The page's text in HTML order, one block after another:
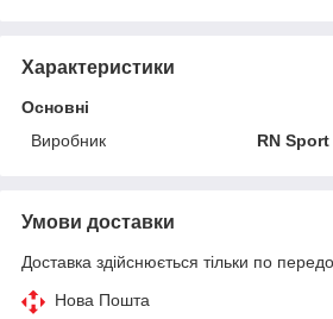
Характеристики
Основні
Виробник
RN Sport
Умови доставки
Доставка здійснюється тільки по
Нова Пошта